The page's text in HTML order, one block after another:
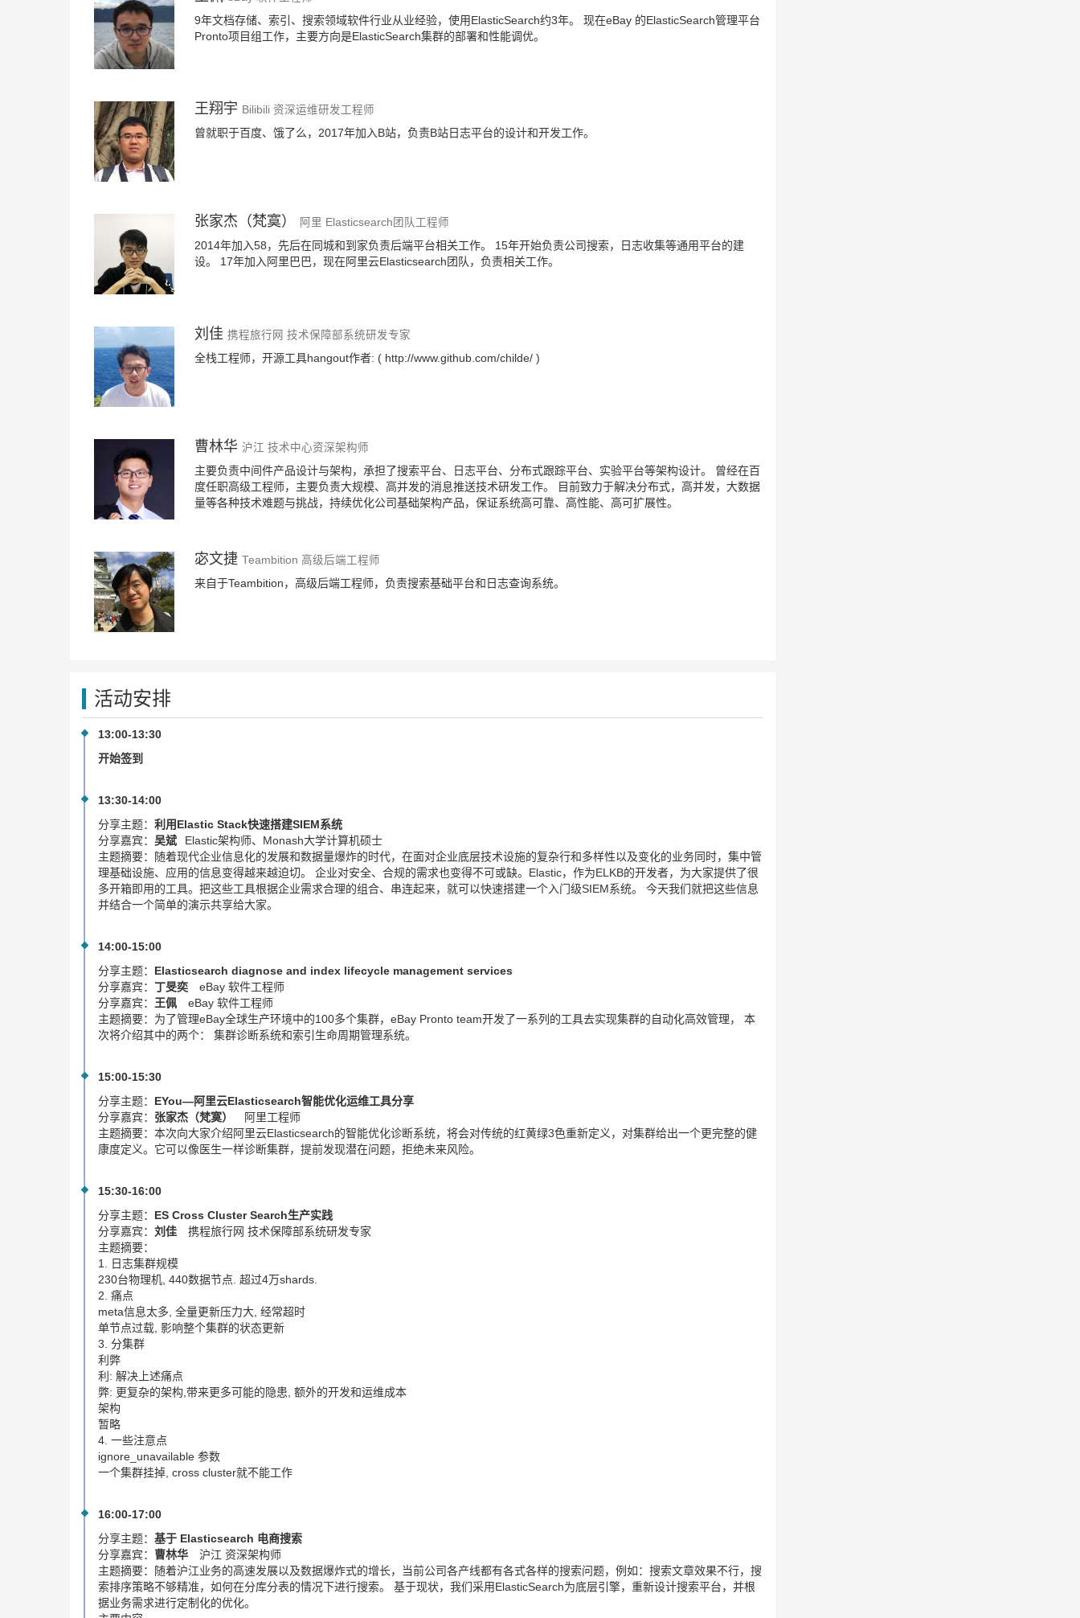
9年文档存储、索引、搜索领域软件行业从业经验，使用ElasticSearch约3年。 现在eBay 的ElasticSearch管理平台
Pronto项目组工作，主要方向是ElasticSearch集群的部署和性能调优。
王翔宇 Bilibili 资深运维研发工程师
曾就职于百度、饿了么，2017年加入B站，负责B站日志平台的设计和开发工作。
张家杰（梵寞） 阿里 Elasticsearch团队工程师
2014年加入58，先后在同城和到家负责后端平台相关工作。 15年开始负责公司搜索，日志收集等通用平台的建
设。 17年加入阿里巴巴，现在阿里云Elasticsearch团队，负责相关工作。
刘佳 携程旅行网 技术保障部系统研发专家
全栈工程师，开源工具hangout作者: ( http://www.github.com/childe/ )
曹林华 沪江 技术中心资深架构师
主要负责中间件产品设计与架构，承担了搜索平台、日志平台、分布式跟踪平台、实验平台等架构设计。 曾经在百
度任职高级工程师，主要负责大规模、高并发的消息推送技术研发工作。 目前致力于解决分布式，高并发，大数据
量等各种技术难题与挑战，持续优化公司基础架构产品，保证系统高可靠、高性能、高可扩展性。
宓文捷 Teambition 高级后端工程师
来自于Teambition，高级后端工程师，负责搜索基础平台和日志查询系统。
活动安排
13:00-13:30
开始签到
13:30-14:00
分享主题： 利用Elastic Stack快速搭建SIEM系统
分享嘉宾： 吴斌
Elastic架构师、Monash大学计算机硕士
主题摘要：
随着现代企业信息化的发展和数据量爆炸的时代，在面对企业底层技术设施的复杂行和多样性以及变化的业务同时，集中管
理基础设施、应用的信息变得越来越迫切。 企业对安全、合规的需求也变得不可或缺。Elastic，作为ELKB的开发者，为大家提供了很
多开箱即用的工具。把这些工具根据企业需求合理的组合、串连起来，就可以快速搭建一个入门级SIEM系统。 今天我们就把这些信息
并结合一个简单的演示共享给大家。
14:00-15:00
分享主题： Elasticsearch diagnose and index lifecycle management services
分享嘉宾： 丁旻奕
eBay 软件工程师
分享嘉宾： 王佩
eBay 软件工程师
主题摘要： 为了管理eBay全球生产环境中的100多个集群，eBay Pronto team开发了一系列的工具去实现集群的自动化高效管理， 本
次将介绍其中的两个： 集群诊断系统和索引生命周期管理系统。
15:00-15:30
分享主题： EYou—阿里云Elasticsearch智能优化运维工具分享
分享嘉宾： 张家杰（梵寞）
阿里工程师
主题摘要： 本次向大家介绍阿里云Elasticsearch的智能优化诊断系统，将会对传统的红黄绿3色重新定义，对集群给出一个更完整的健
康度定义。它可以像医生一样诊断集群，提前发现潜在问题，拒绝未来风险。
15:30-16:00
分享主题： ES Cross Cluster Search生产实践
分享嘉宾： 刘佳
携程旅行网 技术保障部系统研发专家
主题摘要：
1. 日志集群规模
230台物理机, 440数据节点. 超过4万shards.
2. 痛点
meta信息太多, 全量更新压力大, 经常超时
单节点过载, 影响整个集群的状态更新
3. 分集群
利弊
利: 解决上述痛点
弊: 更复杂的架构,带来更多可能的隐患, 额外的开发和运维成本
架构
暂略
4. 一些注意点
ignore_unavailable 参数
一个集群挂掉, cross cluster就不能工作
16:00-17:00
分享主题： 基于 Elasticsearch 电商搜索
分享嘉宾： 曹林华
沪江 资深架构师
主题摘要：
随着沪江业务的高速发展以及数据爆炸式的增长，当前公司各产线都有各式各样的搜索问题，例如：搜索文章效果不行，搜
索排序策略不够精准，如何在分库分表的情况下进行搜索。 基于现状，我们采用ElasticSearch为底层引擎，重新设计搜索平台，并根
据业务需求进行定制化的优化。